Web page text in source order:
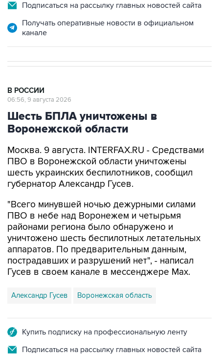
Подписаться на рассылку главных новостей сайта
Получать оперативные новости в официальном
канале
В РОССИИ
06:56, 9 августа 2026
Шесть БПЛА уничтожены в
Воронежской области
Москва. 9 августа. INTERFAX.RU - Средствами
ПВО в Воронежской области уничтожены
шесть украинских беспилотников, сообщил
губернатор Александр Гусев.
"Всего минувшей ночью дежурными силами
ПВО в небе над Воронежем и четырьмя
районами региона было обнаружено и
уничтожено шесть беспилотных летательных
аппаратов. По предварительным данным,
пострадавших и разрушений нет", - написал
Гусев в своем канале в мессенджере Max.
Александр Гусев Воронежская область
Купить подписку на профессиональную ленту
Подписаться на рассылку главных новостей сайта